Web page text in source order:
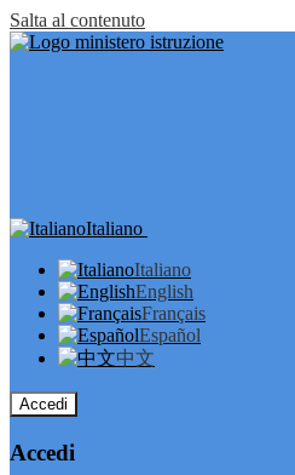
Salta al contenuto
Italiano
Italiano
English
Français
Español
中文
Accedi
Accedi